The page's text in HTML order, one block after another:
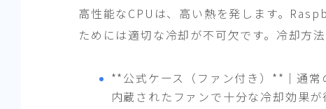
高性能なCPUは、高い熱を発します。
ためには適切な冷却が不可欠です。冷却方
**公式ケース（ファン付き）**｜通
内蔵されたファンで十分な冷却効果が